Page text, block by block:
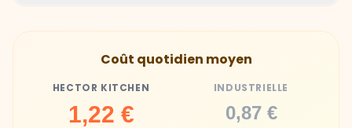
Industrielle
chimiques
Industrielle
Repas souvent boudés ou mangés sans plaisir
Coût quotidien moyen
HECTOR KITCHEN
1,22 €
INDUSTRIELLE
0,87 €